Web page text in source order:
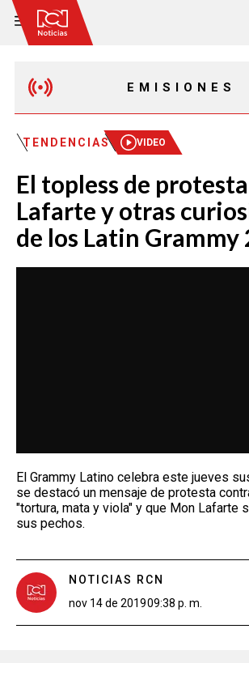
EMISIONES
EMISIÓN 12:30 PM
EMISIÓN 7:00 PM
TENDENCIAS VIDEO
El topless de
Lafarte y otras
de los Latin Grammy
El Grammy Latino celebra este jueves
se destacó un mensaje de protesta
"tortura, mata y viola" y que Mon Lafarte
sus pechos.
NOTICIAS RCN
nov 14 de 201909:38 p. m.